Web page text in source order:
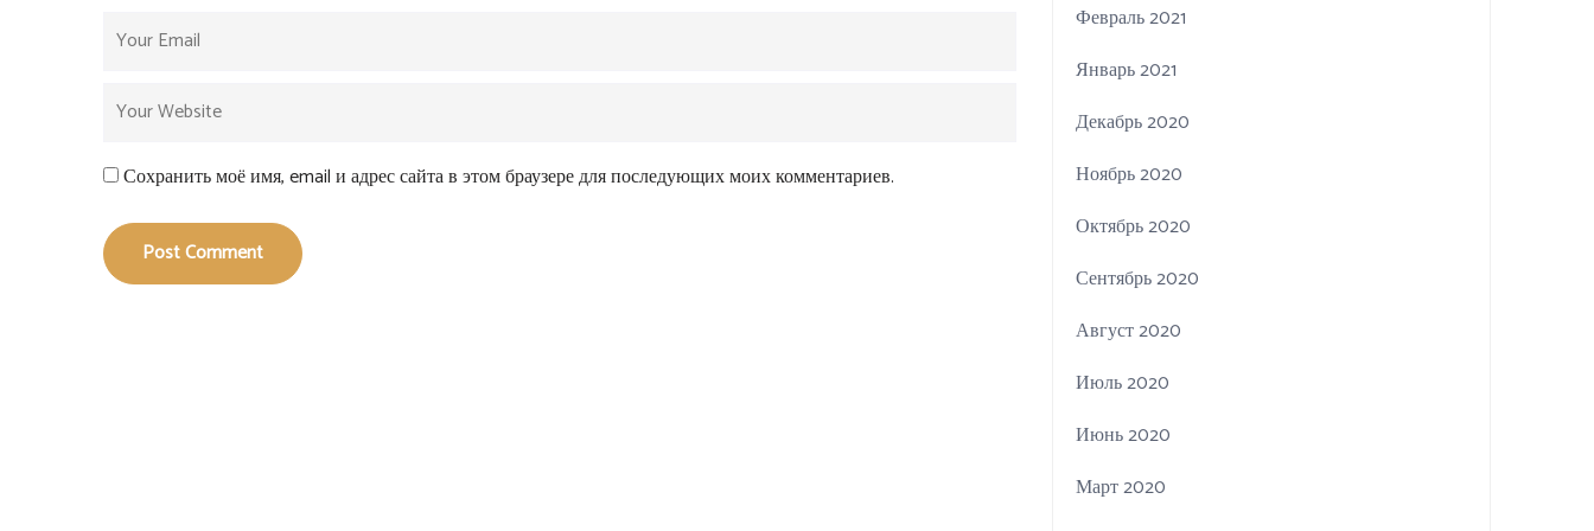
Сохранить моё имя, email и адрес сайта в этом браузере для последующих моих комментариев.
Post Comment
Февраль 2021
Январь 2021
Декабрь 2020
Ноябрь 2020
Октябрь 2020
Сентябрь 2020
Август 2020
Июль 2020
Июнь 2020
Март 2020